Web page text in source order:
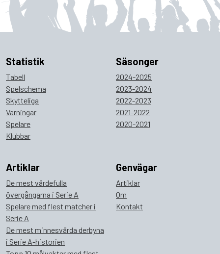
Statistik
Tabell
Spelschema
Skytteliga
Varningar
Spelare
Klubbar
Säsonger
2024-2025
2023-2024
2022-2023
2021-2022
2020-2021
Artiklar
De mest värdefulla
övergångarna i Serie A
Spelare med flest matcher i
Serie A
De mest minnesvärda derbyna
i Serie A-historien
Genvägar
Artiklar
Om
Kontakt